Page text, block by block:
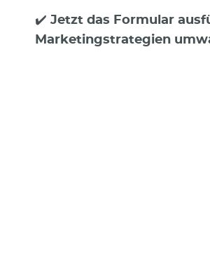
✔️ Jetzt das Formular
Marketingstrategien